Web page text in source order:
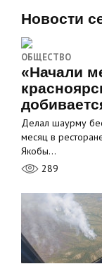
Новости
ОБЩЕСТВО
«Начали
Делал шаурму
месяц в
Якобы…
289